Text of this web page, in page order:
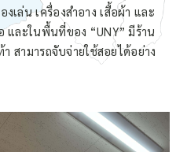
เล่น เครื่องสำอาง เสื้อผ้า และ
และในพื้นที่ของ “UNY” มีร้าน
สามารถจับจ่ายใช้สอยได้อย่าง